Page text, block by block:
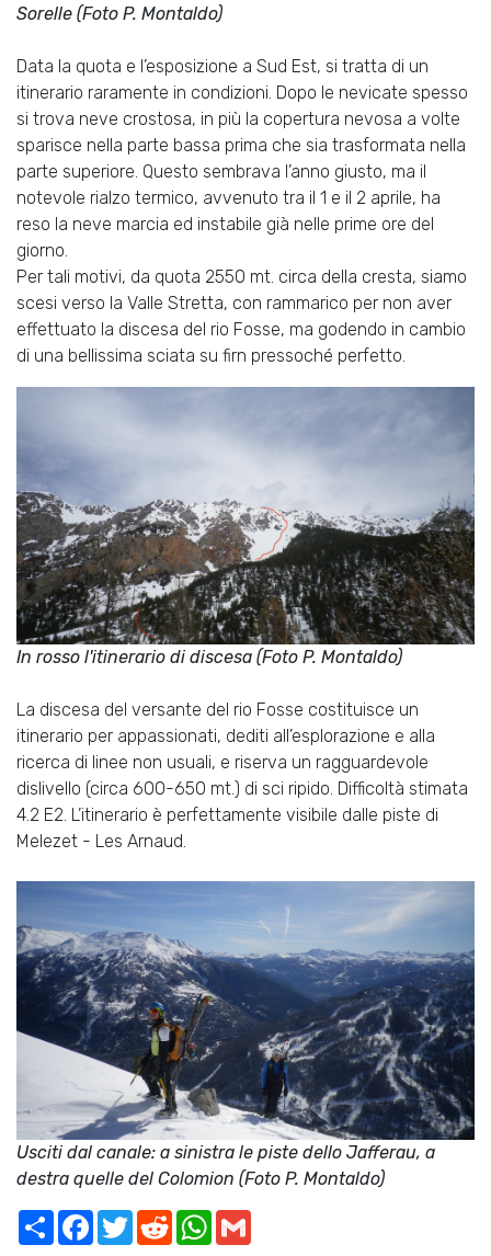
Sorelle (Foto P. Montaldo)
Data la quota e l’esposizione a Sud Est, si tratta di un
itinerario raramente in condizioni. Dopo le nevicate spesso
si trova neve crostosa, in più la copertura nevosa a volte
sparisce nella parte bassa prima che sia trasformata nella
parte superiore. Questo sembrava l’anno giusto, ma il
notevole rialzo termico, avvenuto tra il 1 e il 2 aprile, ha
reso la neve marcia ed instabile già nelle prime ore del
giorno.
Per tali motivi, da quota 2550 mt. circa della cresta, siamo
scesi verso la Valle Stretta, con rammarico per non aver
effettuato la discesa del rio Fosse, ma godendo in cambio
di una bellissima sciata su firn pressoché perfetto.
In rosso l'itinerario di discesa (Foto P. Montaldo)
La discesa del versante del rio Fosse costituisce un
itinerario per appassionati, dediti all’esplorazione e alla
ricerca di linee non usuali, e riserva un ragguardevole
dislivello (circa 600-650 mt.) di sci ripido. Difficoltà stimata
4.2 E2. L’itinerario è perfettamente visibile dalle piste di
Melezet - Les Arnaud.
Usciti dal canale: a sinistra le piste dello Jafferau, a
destra quelle del Colomion (Foto P. Montaldo)
ShareFacebook
TwitterRedditWhatsApp